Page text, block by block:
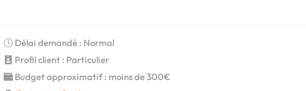
Délai demandé : Normal
Profil client : Particulier
Budget approximatif : moins de 300€